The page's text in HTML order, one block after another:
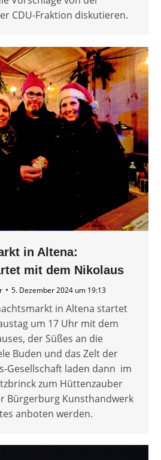
CDU-Fraktion diskutieren.
in Altena:
mit dem Nikolaus
5. Dezember 2024 um 19:13
in Altena startet
um 17 Uhr mit dem
der Süßes an die
Buden und das Zelt der
Gesellschaft laden dann im
zum Hüttenzauber
Bürgerburg Kunsthandwerk
anboten werden.